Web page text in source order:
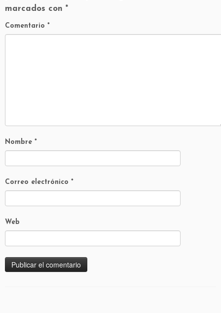
marcados con *
Comentario *
Nombre *
Correo electrónico *
Web